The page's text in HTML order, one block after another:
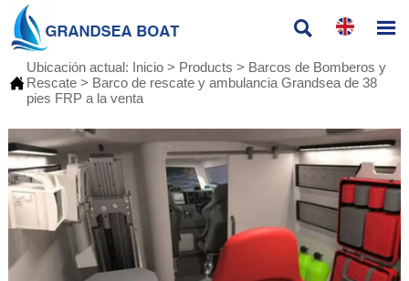
 

Ubicación actual: Inicio> Products > Barcos de Bomberos y
Rescate> Barco de rescate y ambulancia Grandsea de 38
pies FRP a la venta